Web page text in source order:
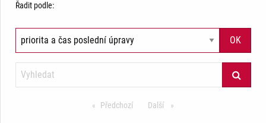
Řadit podle:
Předchozí stránkaDalší stránka